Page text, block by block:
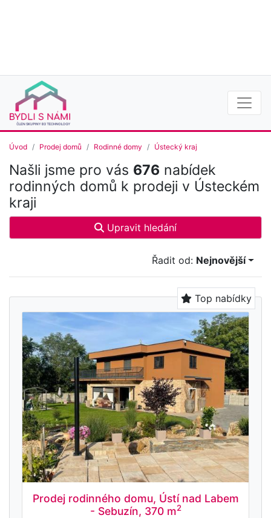
Úvod Prodej domů Rodinné domy Ústecký kraj
Našli jsme pro vás 676 nabídek
rodinných domů k prodeji v Ústeckém
kraji
Upravit hledání
Řadit od: Nejnovější
Top nabídky
Prodej rodinného domu, Ústí nad Labem
- Sebuzín, 370 m2